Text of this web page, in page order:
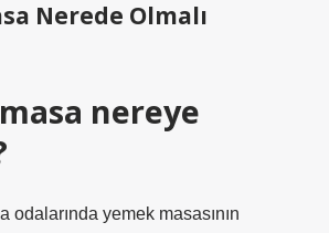
Nerede Olmalı
nereye
odalarında yemek masasının